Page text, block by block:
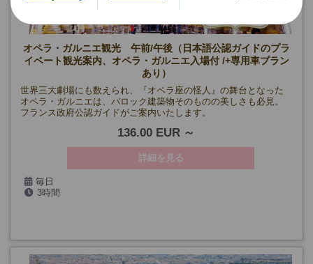
オペラ・ガルニエ観光 午前/午後（日本語公認ガイドのプラ
イベート観光案内、オペラ・ガルニエ入場付 /+専用車プラン
あり）
世界三大劇場にも数えられ、『オペラ座の怪人』の舞台となった
オペラ・ガルニエは、バロック建築物そのものの美しさも必見。
フランス政府公認ガイドがご案内いたします。
136.00 EUR
詳細を見る
毎日
(5/1・8、7/14・26、9/14・19・20、12/24・25・31、1/1、貸切り
3時間